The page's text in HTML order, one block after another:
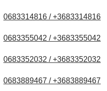
0683314816 / +3683314816
0683355042 / +3683355042
0683352032 / +3683352032
0683889467 / +3683889467